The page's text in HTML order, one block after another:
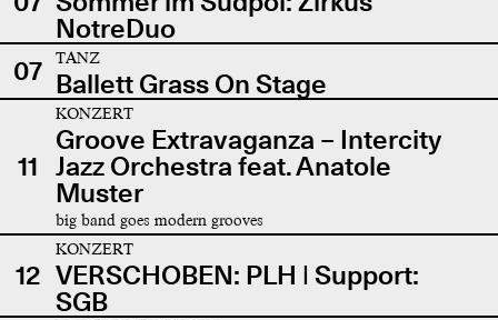
NotreDuo
07
TANZ
Ballett Grass On Stage
11
KONZERT
Groove Extravaganza – Intercity
Jazz Orchestra feat. Anatole
Muster
big band goes modern grooves
12
KONZERT
VERSCHOBEN: PLH | Support:
SGB